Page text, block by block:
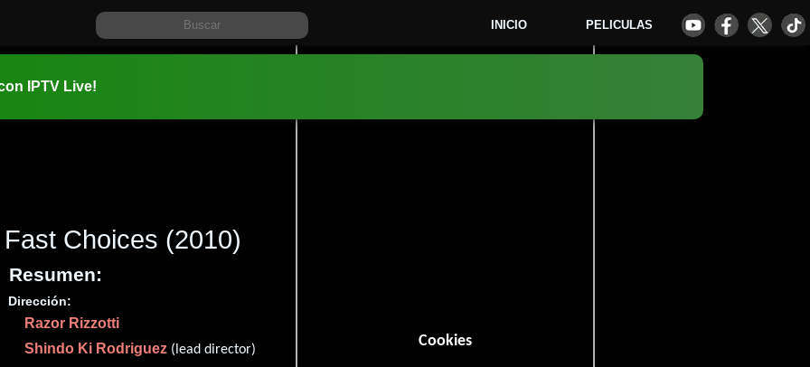
INICIO PELICULAS
Cookies
IPTV Live!
Fast Choices (2010)
Resumen:
Dirección:
Razor Rizzotti
Shindo Ki Rodriguez (lead director)